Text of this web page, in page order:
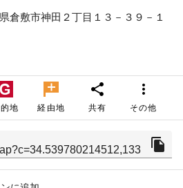
倉敷市神田２丁目１３－３９－１
地 経由地
share
共有
more_vert
その他
file_copy